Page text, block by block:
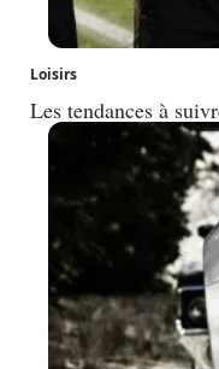
Loisirs
Les tendances à